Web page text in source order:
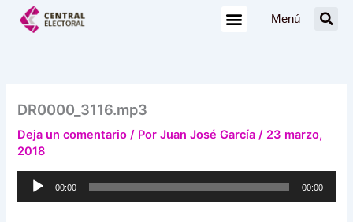
Menú
DR0000_3116.mp3
Deja un comentario / PorJuan José García/ 23 marzo,
2018
Reproductor
00:00 00:00